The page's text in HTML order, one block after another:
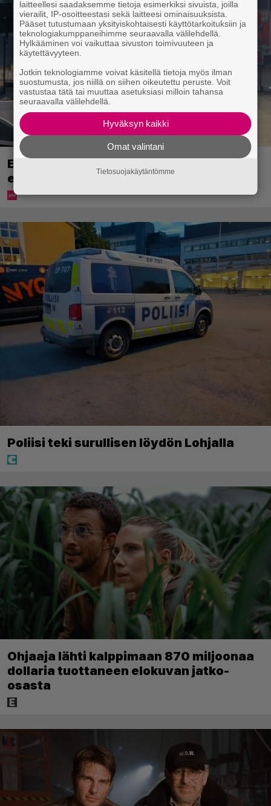
Eppu Normaalin viimeinen konsertti
esitetään Ylellä
Poliisi teki surullisen löydön Lohjalla
Ohjaaja lähti kalppimaan 870 miljoonaa
dollaria tuottaneen elokuvan jatko-
osasta
laitteellesi saadaksemme tietoja esimerkiksi sivuista, joilla
vierailit, IP-osoitteestasi sekä laitteesi ominaisuuksista.
Pääset tutustumaan yksityiskohtaisesti käyttötarkoituksiin ja
teknologiakumppaneihimme seuraavalla välilehdellä.
Hylkääminen voi vaikuttaa sivuston toimivuuteen ja
käytettävyyteen.
Jotkin teknologiamme voivat käsitellä tietoja myös ilman
suostumusta, jos niillä on siihen oikeutettu peruste. Voit
vastustaa tätä tai muuttaa asetuksiasi milloin tahansa
seuraavalla välilehdellä.
Hyväksyn kaikki
Omat valintani
Tietosuojakäytäntömme